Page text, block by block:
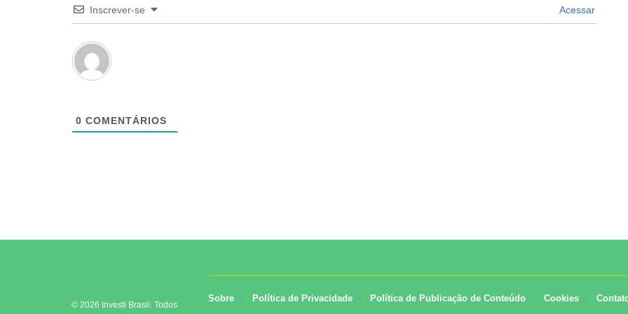
Inscrever-se Acessar
0 COMENTÁRIOS
© 2026 Investi Brasil. Todos
Sobre Política de Privacidade Política de Publicação de Conteúdo Cookies